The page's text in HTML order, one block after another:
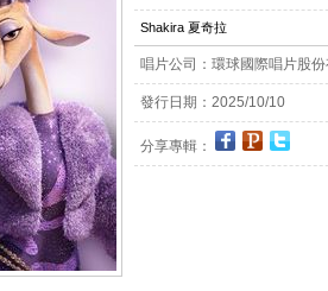
Shakira 夏奇拉
唱片公司： 環球國際唱片股
發行日期： 2025/10/10
分享專輯：